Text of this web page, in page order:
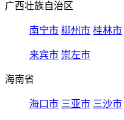
广西壮族自治区
南宁市 柳州市 桂林市
来宾市 崇左市
海南省
海口市 三亚市 三沙市